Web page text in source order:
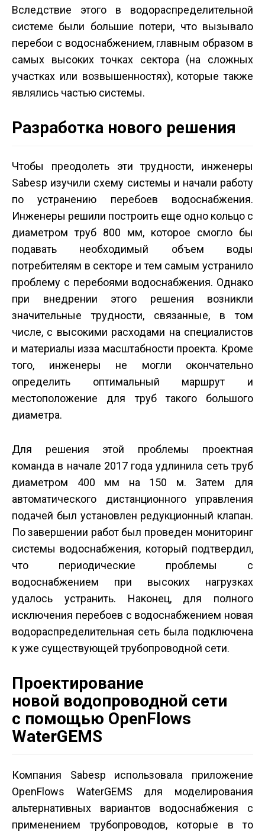
Вследствие этого в водораспределительной
системе были большие потери, что вызывало
перебои с водоснабжением, главным образом в
самых высоких точках сектора (на сложных
участках или возвышенностях), которые также
являлись частью системы.
Разработка нового решения
Чтобы преодолеть эти трудности, инженеры
Sabesp изучили схему системы и начали работу
по устранению перебоев водоснабжения.
Инженеры решили построить еще одно кольцо с
диаметром труб 800 мм, которое смогло бы
подавать необходимый объем воды
потребителям в секторе и тем самым устранило
проблему с перебоями водоснабжения. Однако
при внедрении этого решения возникли
значительные трудности, связанные, в том
числе, с высокими расходами на специалистов
и материалы из­за масштабности проекта. Кроме
того, инженеры не могли окончательно
определить оптимальный маршрут и
местоположение для труб такого большого
диаметра.
Для решения этой проблемы проектная
команда в начале 2017 года удлинила сеть труб
диаметром 400 мм на 150 м. Затем для
автоматического дистанционного управления
подачей был установлен редукционный клапан.
По завершении работ был проведен мониторинг
системы водоснабжения, который подтвердил,
что периодические проблемы с
водоснабжением при высоких нагрузках
удалось устранить. Наконец, для полного
исключения перебоев с водоснабжением новая
водораспределительная сеть была подключена
к уже существующей трубопроводной сети.
Проектирование
новой водопроводной сети
с помощью OpenFlows
WaterGEMS
Компания Sabesp использовала приложение
OpenFlows WaterGEMS для моделирования
альтернативных вариантов водоснабжения с
применением трубопроводов, которые в то